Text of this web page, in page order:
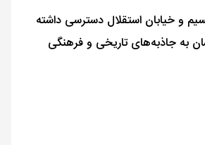
و خیابان استقلال دسترسی داشته
به جاذبه‌های تاریخی و فرهنگی